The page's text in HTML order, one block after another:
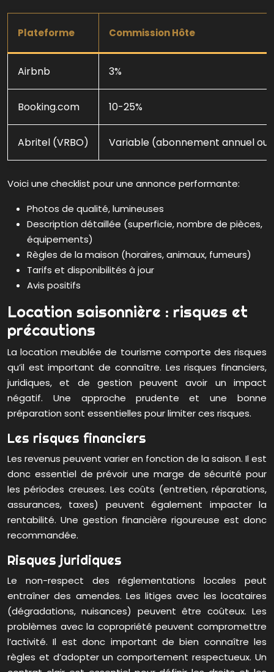
Plateforme Commission Hôte
Airbnb 3%
Booking.com 10-25%
Abritel (VRBO) Variable (abonnement annuel ou
Voici une checklist pour une annonce performante:
Photos de qualité, lumineuses
Description détaillée (superficie, nombre de pièces,
équipements)
Règles de la maison (horaires, animaux, fumeurs)
Tarifs et disponibilités à jour
Avis positifs
Location saisonnière : risques et
précautions
La location meublée de tourisme comporte des risques
qu’il est important de connaître. Les risques financiers,
juridiques, et de gestion peuvent avoir un impact
négatif. Une approche prudente et une bonne
préparation sont essentielles pour limiter ces risques.
Les risques financiers
Les revenus peuvent varier en fonction de la saison. Il est
donc essentiel de prévoir une marge de sécurité pour
les périodes creuses. Les coûts (entretien, réparations,
assurances, taxes) peuvent également impacter la
rentabilité. Une gestion financière rigoureuse est donc
recommandée.
Risques juridiques
Le non-respect des réglementations locales peut
entraîner des amendes. Les litiges avec les locataires
(dégradations, nuisances) peuvent être coûteux. Les
problèmes avec la copropriété peuvent compromettre
l’activité. Il est donc important de bien connaître les
règles et d’adopter un comportement respectueux. Un